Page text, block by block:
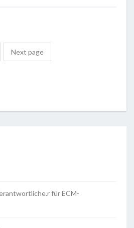
Next page
für ECM-